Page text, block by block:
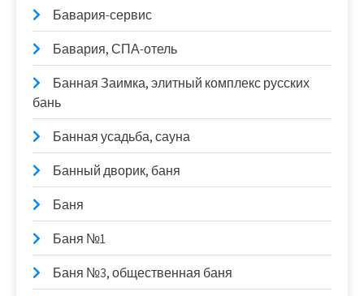
Бавария-сервис
Бавария, СПА-отель
Банная Заимка, элитный комплекс русских
бань
Банная усадьба, сауна
Банный дворик, баня
Баня
Баня №1
Баня №3, общественная баня